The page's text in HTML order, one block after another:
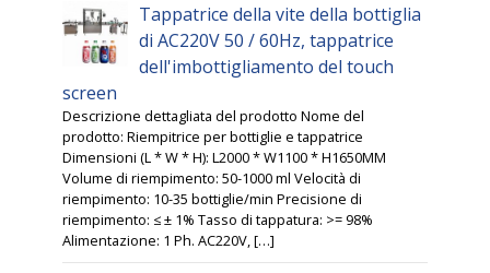
Tappatrice della vite della bottiglia
di AC220V 50 / 60Hz, tappatrice
dell'imbottigliamento del touch
screen
Descrizione dettagliata del prodotto Nome del
prodotto: Riempitrice per bottiglie e tappatrice
Dimensioni (L * W * H): L2000 * W1100 * H1650MM
Volume di riempimento: 50-1000 ml Velocità di
riempimento: 10-35 bottiglie/min Precisione di
riempimento: ≤ ± 1% Tasso di tappatura: >= 98%
Alimentazione: 1 Ph. AC220V, […]